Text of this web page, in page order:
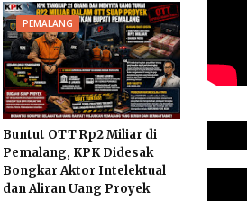
PEMALANG
Buntut OTT Rp2 Miliar di
Pemalang, KPK Didesak
Bongkar Aktor Intelektual
dan Aliran Uang Proyek